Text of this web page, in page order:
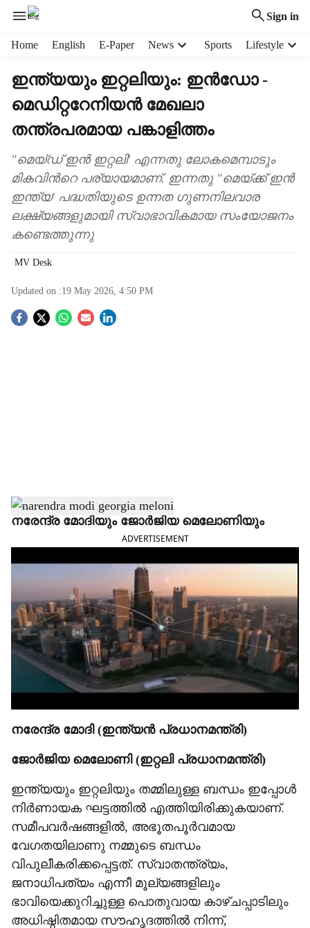
Sign in
Home English E-Paper News Sports Lifestyle
ഇന്ത്യയും ഇറ്റലിയും: ഇൻഡോ -
മെഡിറ്ററേനിയൻ മേഖലാ
തന്ത്രപരമായ പങ്കാളിത്തം
"മെയ്ഡ് ഇൻ ഇറ്റലി' എന്നതു ലോകമെമ്പാടും
മികവിന്‍റെ പര്യായമാണ്. ഇന്നതു "മെയ്ക്ക് ഇൻ
ഇന്ത്യ' പദ്ധതിയുടെ ഉന്നത ഗുണനിലവാര
ലക്ഷ്യങ്ങളുമായി സ്വാഭാവികമായ സംയോജനം
കണ്ടെത്തുന്നു
MV Desk
Updated on :19 May 2026, 4:50 PM
S
h
a
e
നരേന്ദ്ര മോദിയും ജോർജിയ മെലോണിയും
ADVERTISEMENT
നരേന്ദ്ര മോദി (ഇന്ത്യൻ പ്രധാനമന്ത്രി)
ജോർജിയ മെലോണി (ഇറ്റലി പ്രധാനമന്ത്രി)
ഇന്ത്യയും ഇറ്റലിയും തമ്മിലുള്ള ബന്ധം ഇപ്പോൾ
നിർണായക ഘട്ടത്തിൽ എത്തിയിരിക്കുകയാണ്.
സമീപവർഷങ്ങളിൽ, അഭൂതപൂർവമായ
വേഗതയിലാണു നമ്മുടെ ബന്ധം
വിപുലീകരിക്കപ്പെട്ടത്. സ്വാതന്ത്ര്യം,
ജനാധിപത്യം എന്നീ മൂല്യങ്ങളിലും
ഭാവിയെക്കുറിച്ചുള്ള പൊതുവായ കാഴ്ചപ്പാടിലും
അധിഷ്ഠിതമായ സൗഹൃദത്തിൽ നിന്ന്,